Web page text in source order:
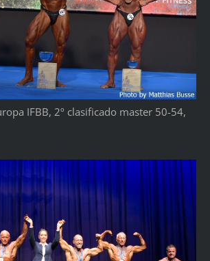
IFBB, 2º clasificado master 50-54,